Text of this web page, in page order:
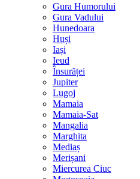
Gura Humorului
Gura Vadului
Hunedoara
Huși
Iași
Ieud
Însurăței
Jupiter
Lugoj
Mamaia
Mamaia-Sat
Mangalia
Marghita
Mediaș
Merișani
Miercurea Ciuc